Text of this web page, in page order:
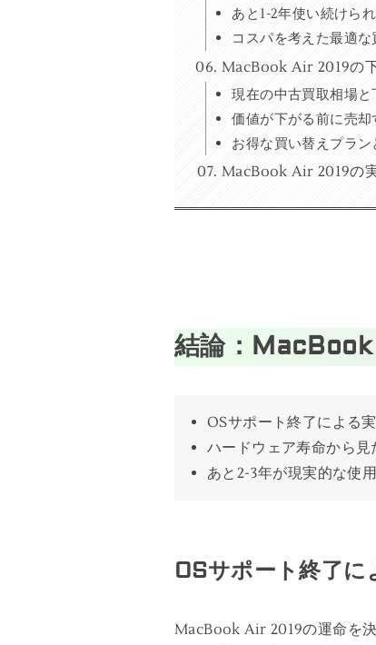
あと1-2年使い続けら
コスパを考えた最適
MacBook Air 2019の
現在の中古買取相場と
価値が下がる前に売却
お得な買い替えプラ
MacBook Air 2019の
結論：
OSサポート終了による
ハードウェア寿命から見
あと2-3年が現実的な使
OSサポート終了に
MacBook Air 2019の運命を